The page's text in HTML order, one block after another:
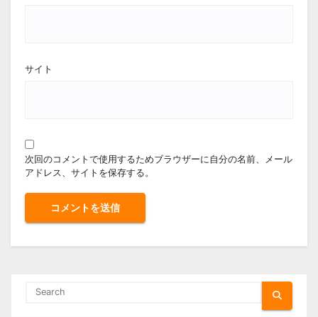
サイト
次回のコメントで使用するためブラウザーに自分の名前、メール
アドレス、サイトを保存する。